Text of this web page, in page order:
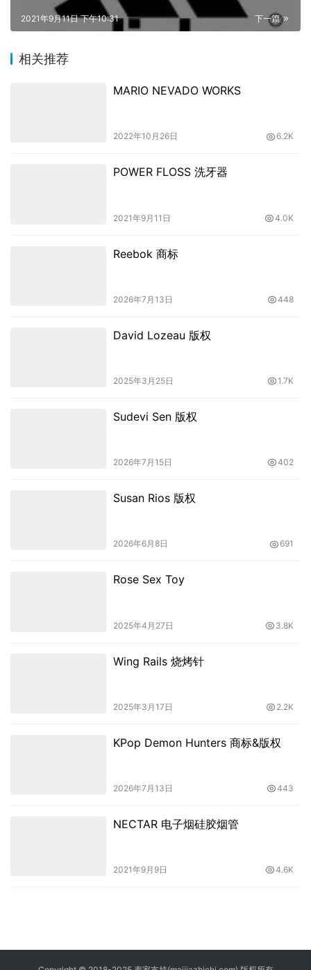
下一篇
2021年9月11日 下午10:31
相关推荐
MARIO NEVADO WORKS
2022年10月26日 6.2K
POWER FLOSS 洗牙器
2021年9月11日 4.0K
Reebok 商标
2026年7月13日 448
David Lozeau 版权
2025年3月25日 1.7K
Sudevi Sen 版权
2026年7月15日 402
Susan Rios 版权
2026年6月8日 691
Rose Sex Toy
2025年4月27日 3.8K
Wing Rails 烧烤针
2025年3月17日 2.2K
KPop Demon Hunters 商标&版权
2026年7月13日 443
NECTAR 电子烟硅胶烟管
2021年9月9日 4.6K